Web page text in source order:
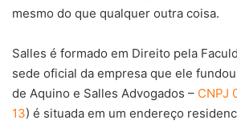
mesmo do que qualquer outra coisa.
Salles é formado em Direito pela
sede oficial da empresa que ele
de Aquino e Salles Advogados – CNPJ
13) é situada em um endereço